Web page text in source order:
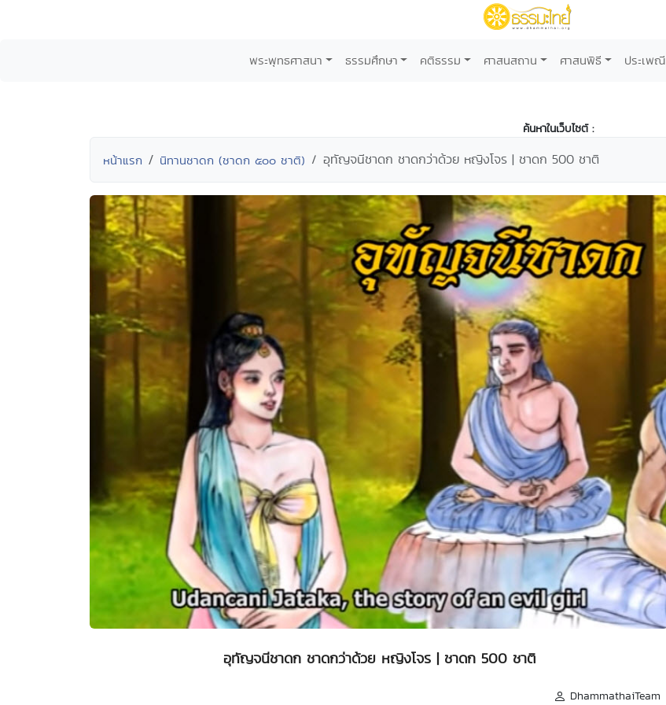
พระพุทธศาสนา ธรรมศึกษา คติธรรม ศาสนสถาน ศาสนพิธี ประเพณี
ค้นหาในเว็บไซต์ :
หน้าแรก นิทานชาดก (ชาดก ๕๐๐ ชาติ) อุทัญจนีชาดก ชาดกว่าด้วย หญิงโจร | ชาดก 500 ชาติ
อุทัญจนีชาดก ชาดกว่าด้วย หญิงโจร | ชาดก 500 ชาติ
DhammathaiTeam